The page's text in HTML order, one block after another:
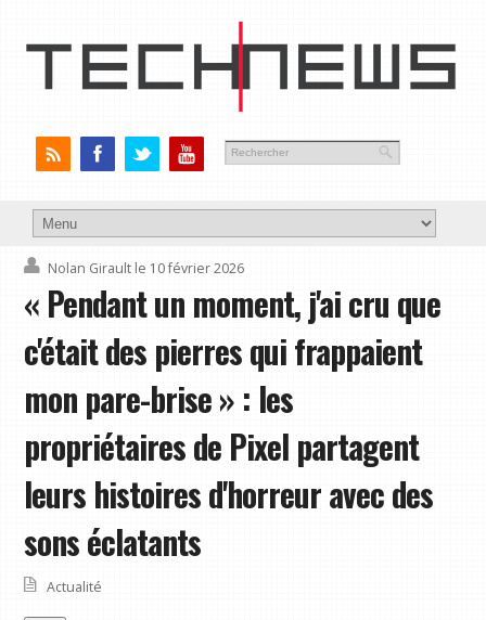
Nolan Girault le 10 février 2026
« Pendant un moment, j'ai cru que
c'était des pierres qui frappaient
mon pare-brise » : les
propriétaires de Pixel partagent
leurs histoires d'horreur avec des
sons éclatants
Actualité